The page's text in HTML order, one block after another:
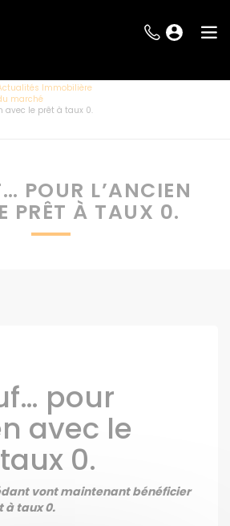
Immobilière
marché
avec le prêt à taux 0.
POUR L’ANCIEN
PRÊT À TAUX 0.
pour
avec le
0.
vont maintenant bénéficier
à taux 0.